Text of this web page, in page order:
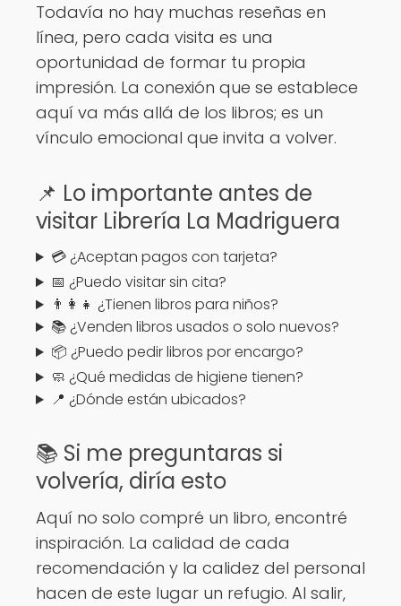
Todavía no hay muchas reseñas en
línea, pero cada visita es una
oportunidad de formar tu propia
impresión. La conexión que se establece
aquí va más allá de los libros; es un
vínculo emocional que invita a volver.
📌 Lo importante antes de
visitar Librería La Madriguera
💳 ¿Aceptan pagos con tarjeta?
📅 ¿Puedo visitar sin cita?
👨‍👩‍👧 ¿Tienen libros para niños?
📚 ¿Venden libros usados o solo nuevos?
📦 ¿Puedo pedir libros por encargo?
🧼 ¿Qué medidas de higiene tienen?
📍 ¿Dónde están ubicados?
📚 Si me preguntaras si
volvería, diría esto
Aquí no solo compré un libro, encontré
inspiración. La calidad de cada
recomendación y la calidez del personal
hacen de este lugar un refugio. Al salir,